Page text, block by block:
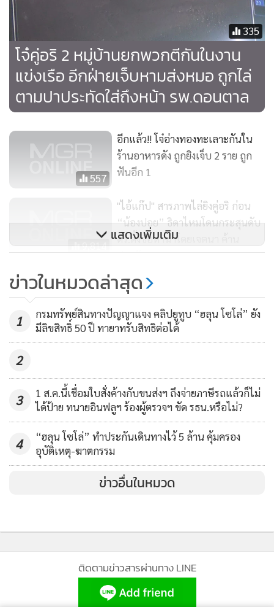
335
โจ๋คู่อริ 2 หมู่บ้านยกพวกตีกันในงาน
แข่งเรือ อีกฝ่ายเจ็บหามส่งหมอ ถูกไล่
ตามปาประทัดใส่ถึงหน้า รพ.ดอนตาล
557
อีกแล้ว!! โจ๋อ่างทองทะเลาะกันใน
ร้านอาหารดัง ถูกยิงเจ็บ 2 ราย ถูก
ฟันอีก 1
9,814
"ไอ้แก๊ป" สารภาพไล่ยิงคู่อริ ก่อน
“น้องปอย” ธิดาไหมโดนกระสุนดับ
ตร.ตั้งข้อหาฆ่าโดยเจตนา ค้าน
ประกัน
619
รพ.กรุงไทย ซ้อมแผนรับมือวัยรุ่น
ทะเลาะวิวาทในห้องฉุกเฉิน
แสดงเพิ่มเติม
ข่าวในหมวดล่าสุด
1
กรมทรัพย์สินทางปัญญาแจง คลิปยูทูบ “ฮลุน โซโล่” ยัง
มีลิขสิทธิ์ 50 ปี ทายาทรับสิทธิต่อได้
2
3
1 ส.ค.นี้เชื่อมใบสั่งค้างกับขนส่งฯ ถึงจ่ายภาษีรถแล้วก็ไม่
ได้ป้าย ทนายอินฟลูฯ ร้องผู้ตรวจฯ ขัด รธน.หรือไม่?
4
“ฮลุน โซโล่” ทำประกันเดินทางไว้ 5 ล้าน คุ้มครอง
อุบัติเหตุ-ฆาตกรรม
ข่าวอื่นในหมวด
ติดตามข่าวสารผ่านทาง LINE